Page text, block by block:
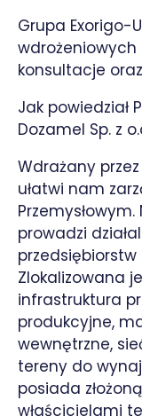
Grupa Exorigo-
wdrożeniowych
konsultacje
Jak powiedział
Dozamel Sp. z
Wdrażany przez
ułatwi nam
prowadzi
przedsiębiorstw
Zlokalizowana
infrastruktura
produkcyjne,
wewnętrzne,
tereny do
posiada
właścicielami